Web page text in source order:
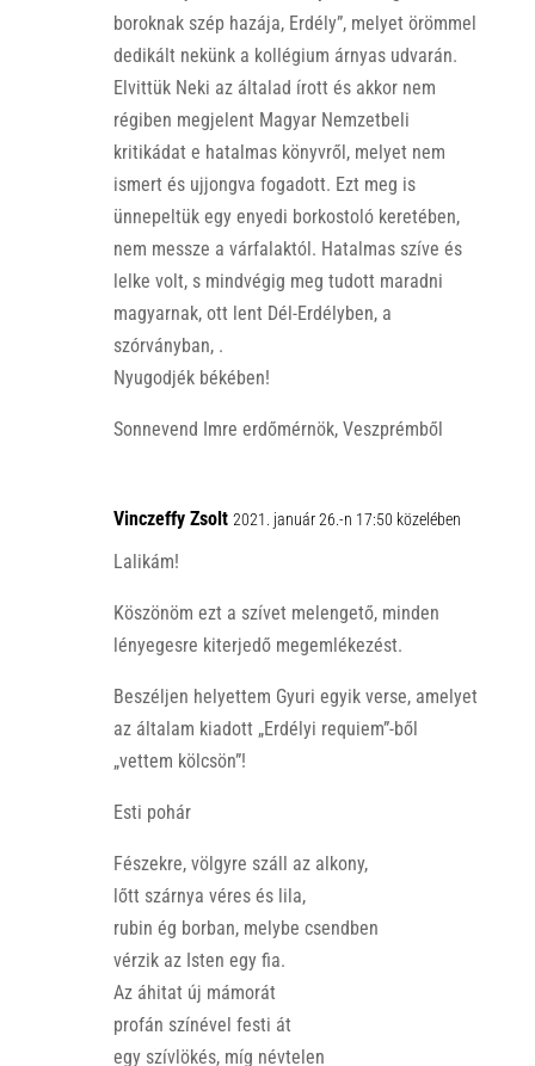
boroknak szép hazája, Erdély”, melyet örömmel
dedikált nekünk a kollégium árnyas udvarán.
Elvittük Neki az általad írott és akkor nem
régiben megjelent Magyar Nemzetbeli
kritikádat e hatalmas könyvről, melyet nem
ismert és ujjongva fogadott. Ezt meg is
ünnepeltük egy enyedi borkostoló keretében,
nem messze a várfalaktól. Hatalmas szíve és
lelke volt, s mindvégig meg tudott maradni
magyarnak, ott lent Dél-Erdélyben, a
szórványban, .
Nyugodjék békében!
Sonnevend Imre erdőmérnök, Veszprémből
Vinczeffy Zsolt 2021. január 26.-n 17:50 közelében
Lalikám!
Köszönöm ezt a szívet melengető, minden
lényegesre kiterjedő megemlékezést.
Beszéljen helyettem Gyuri egyik verse, amelyet
az általam kiadott „Erdélyi requiem”-ből
„vettem kölcsön”!
Esti pohár
Fészekre, völgyre száll az alkony,
lőtt szárnya véres és lila,
rubin ég borban, melybe csendben
vérzik az Isten egy fia.
Az áhitat új mámorát
profán színével festi át
egy szívlökés, míg névtelen